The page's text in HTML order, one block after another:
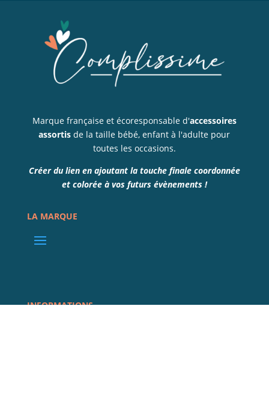
Marque française et écoresponsable d'accessoires
assortis de la taille bébé, enfant à l'adulte pour
toutes les occasions.
Créer du lien en ajoutant la touche finale coordonnée
et colorée à vos futurs évènements !
LA MARQUE
INFORMATIONS